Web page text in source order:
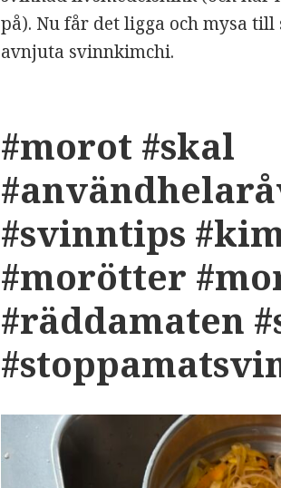
på). Nu får det ligga och mysa
avnjuta svinnkimchi.
#morot #skal
#svinntips
#morötter
#räddamaten